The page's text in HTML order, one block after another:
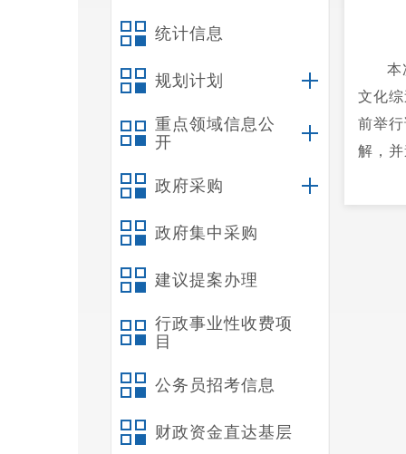
统计信息
规划计划
重点领域信息公
开
政府采购
政府集中采购
建议提案办理
行政事业性收费项
目
公务员招考信息
财政资金直达基层
本
文化
前举
解，
3名、